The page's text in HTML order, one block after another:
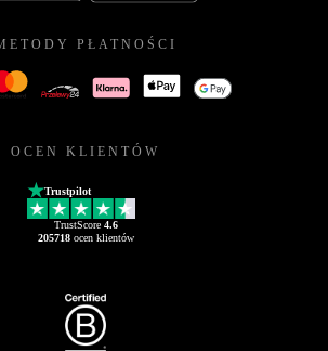
PŁATNOŚCI
OCEN KLIENTÓW
Trustpilot
TrustScore 4.6
205718ocen klientów